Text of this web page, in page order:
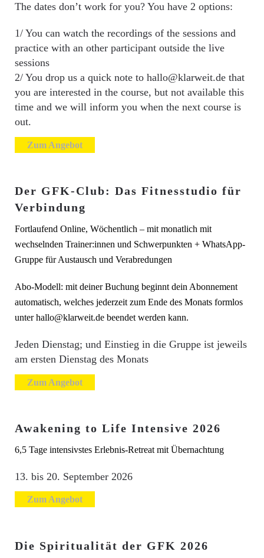
The dates don’t work for you? You have 2 options:
1/ You can watch the recordings of the sessions and
practice with an other participant outside the live
sessions
2/ You drop us a quick note to hallo@klarweit.de that
you are interested in the course, but not available this
time and we will inform you when the next course is
out.
Zum Angebot
Der GFK-Club: Das Fitnesstudio für
Verbindung
Fortlaufend Online, Wöchentlich – mit monatlich mit
wechselnden Trainer:innen und Schwerpunkten + WhatsApp-
Gruppe für Austausch und Verabredungen
Abo-Modell: mit deiner Buchung beginnt dein Abonnement
automatisch, welches jederzeit zum Ende des Monats formlos
unter hallo@klarweit.de beendet werden kann.
Jeden Dienstag; und Einstieg in die Gruppe ist jeweils
am ersten Dienstag des Monats
Zum Angebot
Awakening to Life Intensive 2026
6,5 Tage intensivstes Erlebnis-Retreat mit Übernachtung
13. bis 20. September 2026
Zum Angebot
Die Spiritualität der GFK 2026